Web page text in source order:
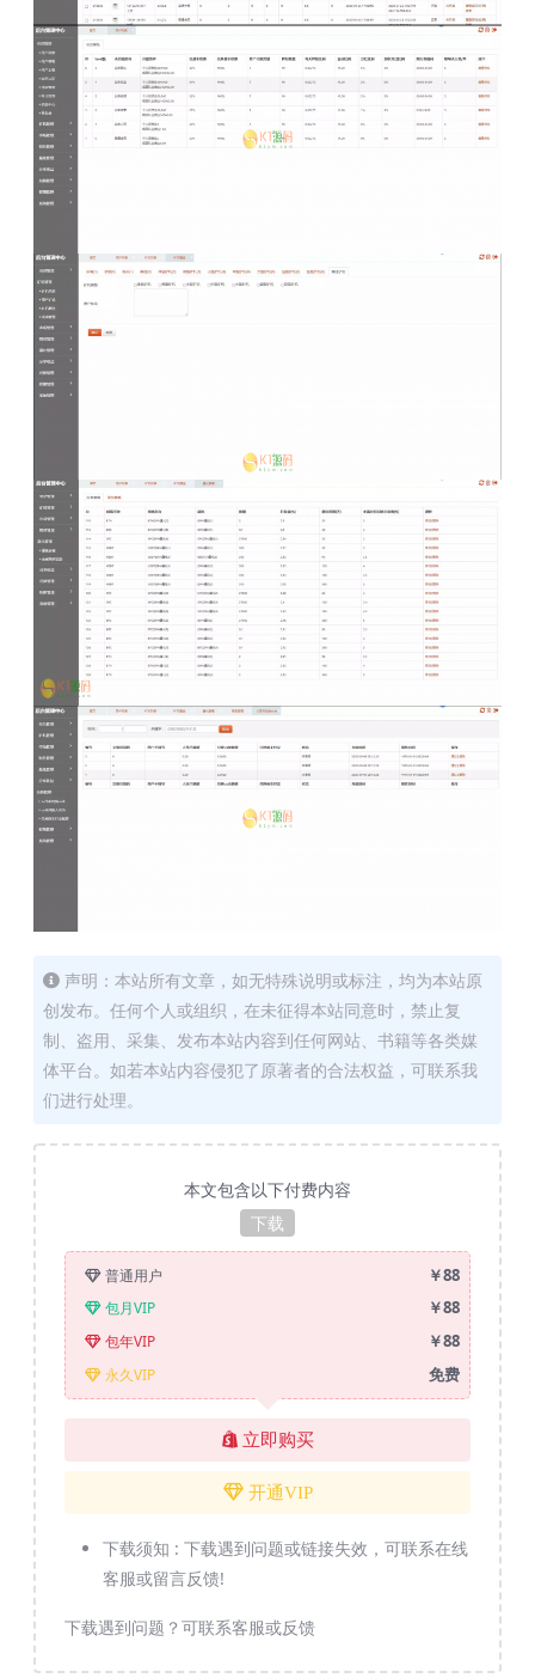
声明：本站所有文章，如无特殊说明或标注，均为本站原
创发布。任何个人或组织，在未征得本站同意时，禁止复
制、盗用、采集、发布本站内容到任何网站、书籍等各类媒
体平台。如若本站内容侵犯了原著者的合法权益，可联系我
们进行处理。
本文包含以下付费内容
下载
普通用户 ￥88
包月VIP ￥88
包年VIP ￥88
永久VIP 免费
立即购买
开通VIP
下载须知 : 下载遇到问题或链接失效，可联系在线
客服或留言反馈!
下载遇到问题？可联系客服或反馈